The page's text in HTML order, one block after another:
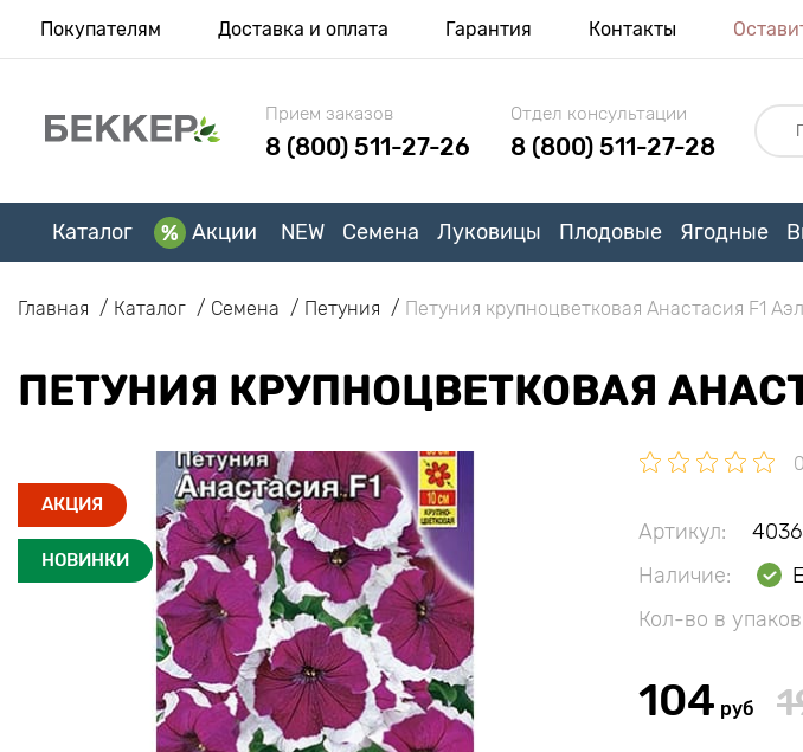
Покупателям Доставка и оплата Гарантия Контакты
Прием заказов
8 (800) 511-27-26
Отдел консультации
8 (800) 511-27-28
Каталог Акции NEW Семена Луковицы Плодовые Ягодные
Главная Каталог Семена Петуния Петуния крупноцветковая Анастасия F1
ПЕТУНИЯ КРУПНОЦВЕТКОВАЯ
АКЦИЯ
НОВИНКИ
0
Артикул:
Наличие:
Кол-во в
104 руб